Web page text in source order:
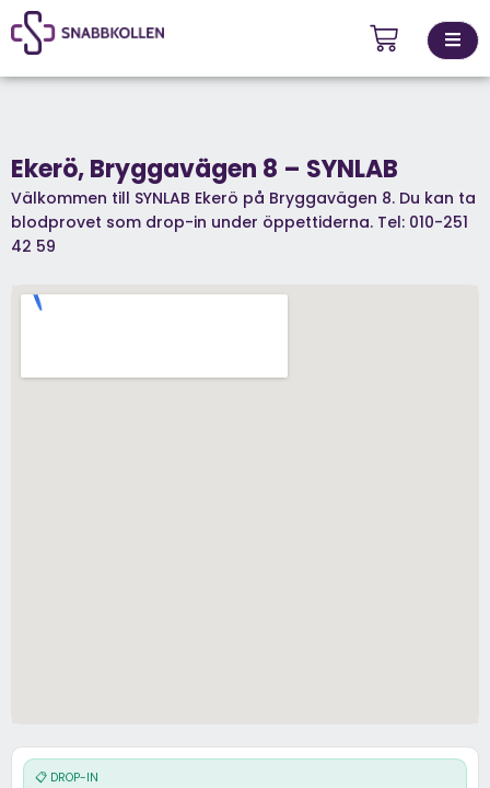
oss
Ekerö, Bryggavägen 8 – SYNLAB
Välkommen till SYNLAB Ekerö på Bryggavägen 8. Du kan ta
blodprovet som drop-in under öppettiderna. Tel: 010-251
42 59
📋 DROP-IN